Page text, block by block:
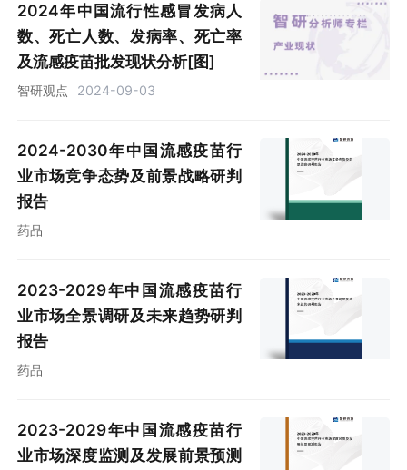
2024年中国流行性感冒发病人
数、死亡人数、发病率、死亡率
及流感疫苗批发现状分析[图]
智研观点 2024-09-03
2024-2030年中国流感疫苗行
业市场竞争态势及前景战略研判
报告
药品
2023-2029年中国流感疫苗行
业市场全景调研及未来趋势研判
报告
药品
2023-2029年中国流感疫苗行
业市场深度监测及发展前景预测